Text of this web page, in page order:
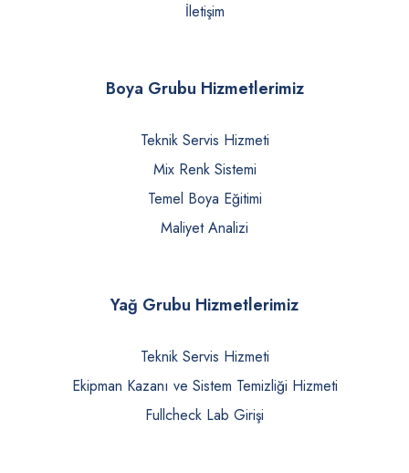
İletişim
Boya Grubu Hizmetlerimiz
Teknik Servis Hizmeti
Mix Renk Sistemi
Temel Boya Eğitimi
Maliyet Analizi
Yağ Grubu Hizmetlerimiz
Teknik Servis Hizmeti
Ekipman Kazanı ve Sistem Temizliği Hizmeti
Fullcheck Lab Girişi